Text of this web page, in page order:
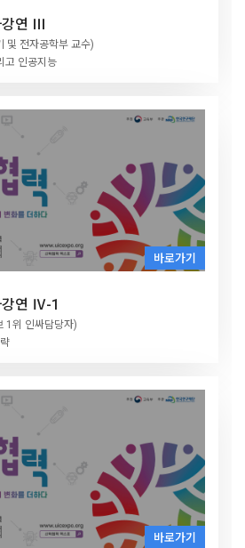
리니지2
학습지 그대로 온라인에서 사용하기
격 수업 홈페이지 구축
시대에 변화를 더하다(Ⅱ)
학
로 연구하기
신소재 공학
탐험
상상대회 성과공유회
랩네트워크 국제포럼
자인 옥션마켓
론 스포츠 교육 및 정보의 공유
VOD 다시보기
과* 중점형 사업 참여학생의 조기취업 확정을
리를 창출하고, 사회맞춤형학과 중점형 LINC
보
포럼
의 플랫폼으로서 권역 내 대학의 창업교육
자인 옥션마켓
회 우수작품 모의 투자(옥션마켓) OPEN, 관
기 : 리니지2
1 종이 학습지 그대로 온라인에서
해
김태원 대표
스템과 인공지능의 활용
시대 신소재 공학
표 및 토론 내용은 전문가 개인의 견해로,
재단의 공식적 견해와 다를 수 있습니다.
강연 Ⅰ-2
크리에이터[YouTube Game Creator])
강연 Ⅱ
교 교수)
강연 Ⅲ
및 전자공학부 교수)
고 인공지능
바로가기
강연 Ⅳ-1
1위 인싸담당자)
바로가기
술상담회
기업 매칭 온라인 기술상담회